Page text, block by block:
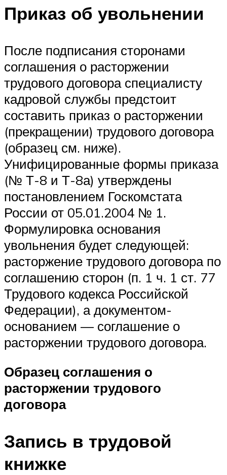
Приказ об увольнении
После подписания сторонами
соглашения о расторжении
трудового договора специалисту
кадровой службы предстоит
составить приказ о расторжении
(прекращении) трудового договора
(образец см. ниже).
Унифицированные формы приказа
(№ Т-8 и Т-8а) утверждены
постановлением Госкомстата
России от 05.01.2004 № 1.
Формулировка основания
увольнения будет следующей:
расторжение трудового договора по
соглашению сторон (п. 1 ч. 1 ст. 77
Трудового кодекса Российской
Федерации), а документом-
основанием — соглашение о
расторжении трудового договора.
Образец соглашения о
расторжении трудового
договора
Запись в трудовой
книжке